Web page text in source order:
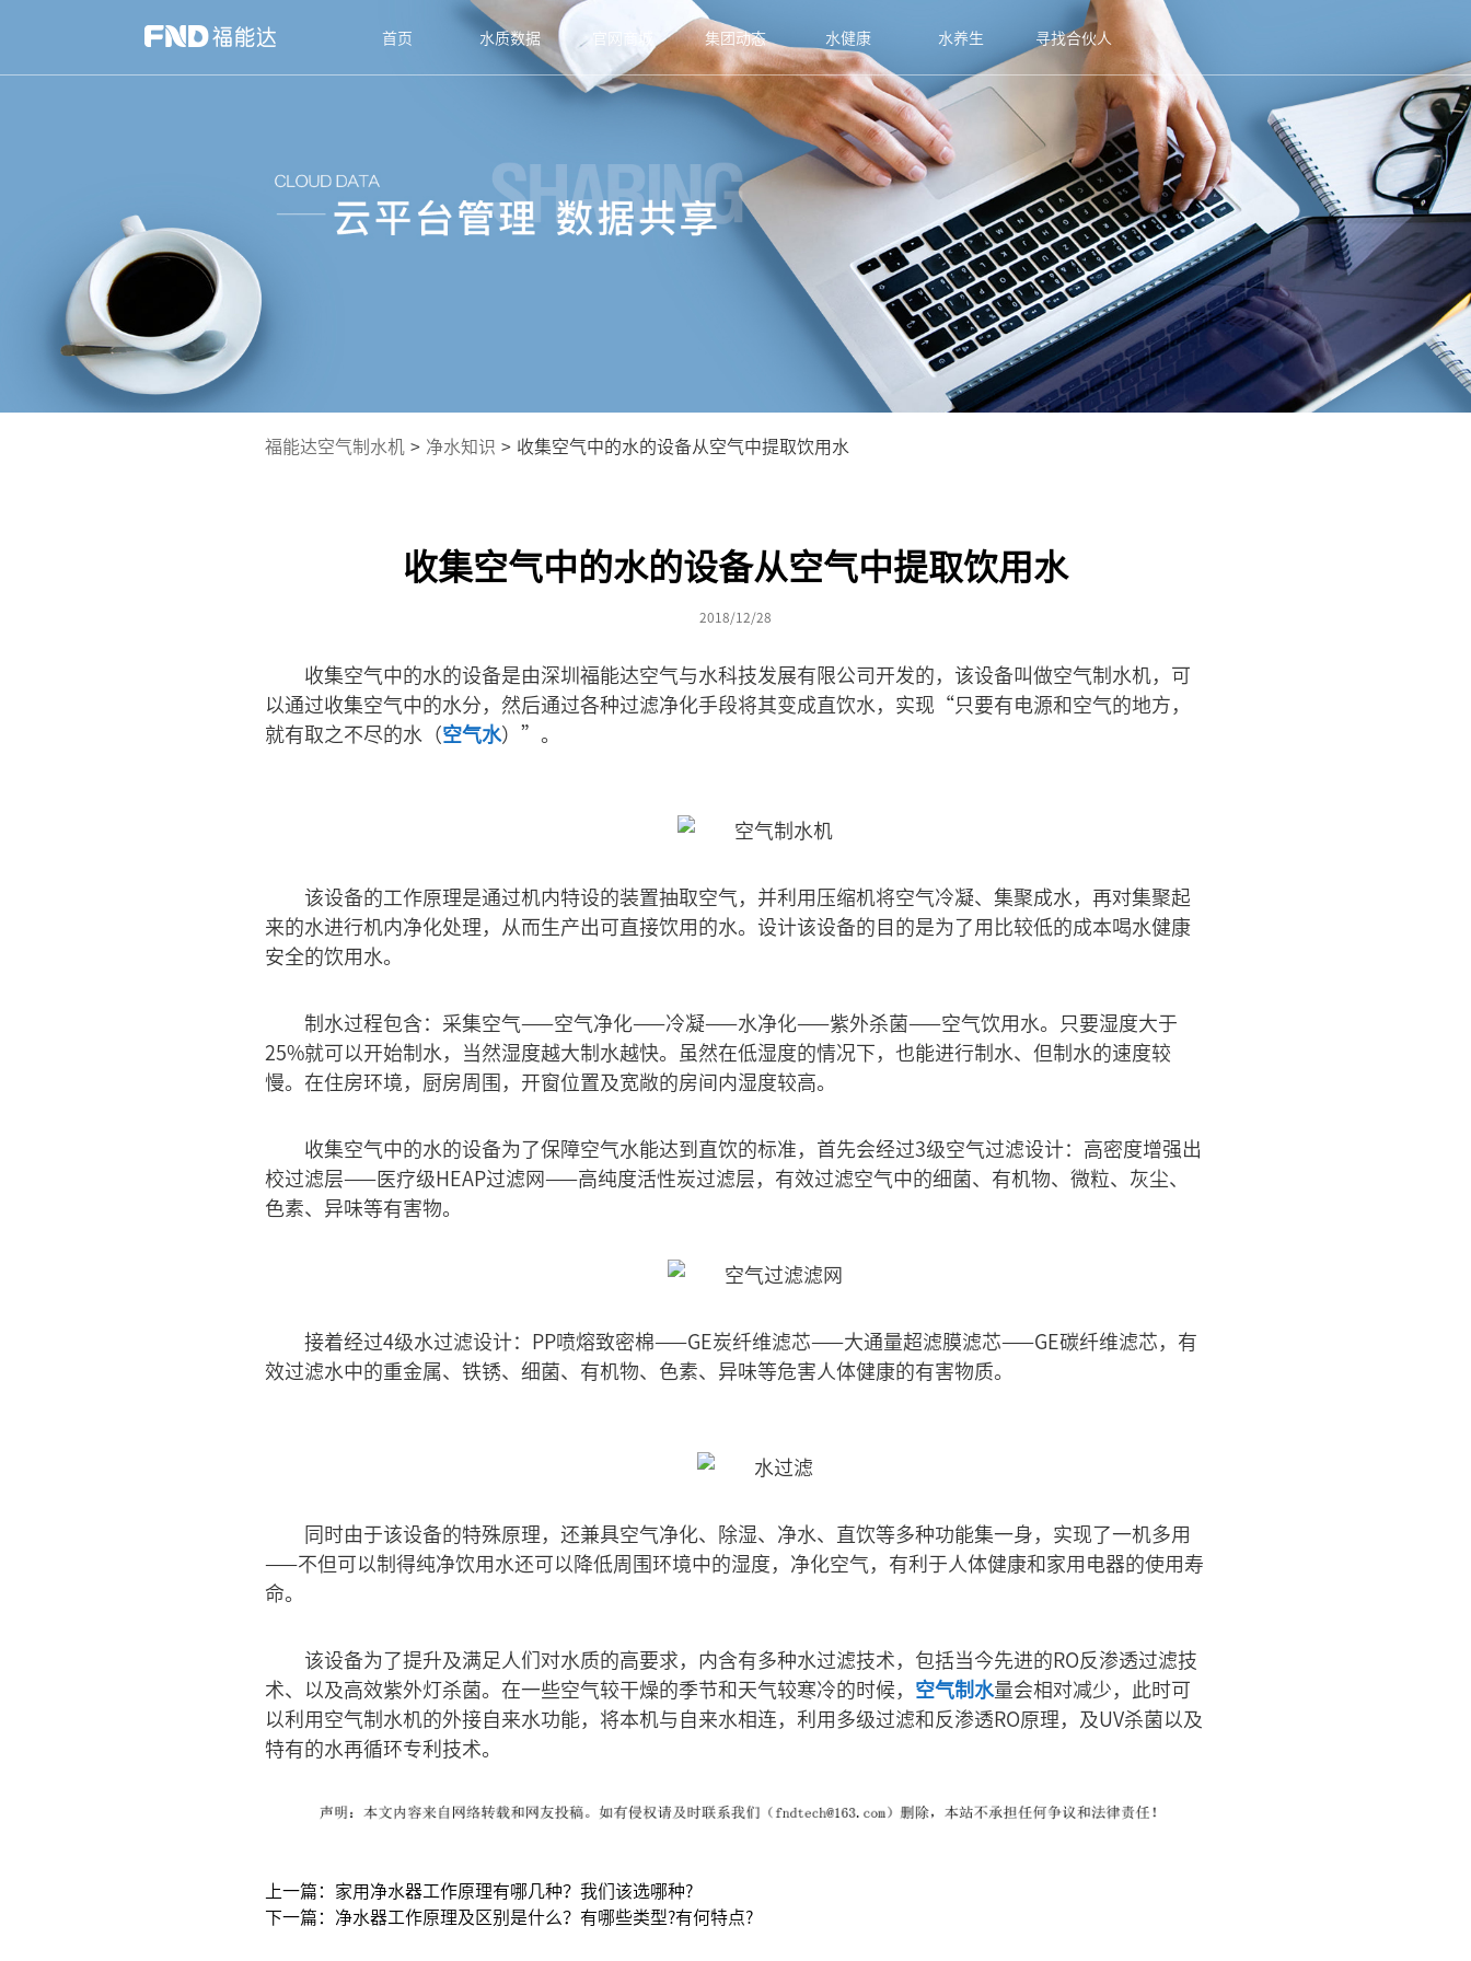
首页 水质数据 官网商城 集团动态 水健康 水养生 寻找合伙人
福能达空气制水机 > 净水知识 > 收集空气中的水的设备从空气中提取饮用水
收集空气中的水的设备从空气中提取饮用水
2018/12/28
收集空气中的水的设备是由深圳福能达空气与水科技发展有限公司开发的，该设备叫做空气制水机，可
以通过收集空气中的水分，然后通过各种过滤净化手段将其变成直饮水，实现“只要有电源和空气的地方，
就有取之不尽的水（空气水）”。
该设备的工作原理是通过机内特设的装置抽取空气，并利用压缩机将空气冷凝、集聚成水，再对集聚起
来的水进行机内净化处理，从而生产出可直接饮用的水。设计该设备的目的是为了用比较低的成本喝水健康
安全的饮用水。
制水过程包含：采集空气——空气净化——冷凝——水净化——紫外杀菌——空气饮用水。只要湿度大于
25%就可以开始制水，当然湿度越大制水越快。虽然在低湿度的情况下，也能进行制水、但制水的速度较
慢。在住房环境，厨房周围，开窗位置及宽敞的房间内湿度较高。
收集空气中的水的设备为了保障空气水能达到直饮的标准，首先会经过3级空气过滤设计：高密度增强出
校过滤层——医疗级HEAP过滤网——高纯度活性炭过滤层，有效过滤空气中的细菌、有机物、微粒、灰尘、
色素、异味等有害物。
接着经过4级水过滤设计：PP喷熔致密棉——GE炭纤维滤芯——大通量超滤膜滤芯——GE碳纤维滤芯，有
效过滤水中的重金属、铁锈、细菌、有机物、色素、异味等危害人体健康的有害物质。
同时由于该设备的特殊原理，还兼具空气净化、除湿、净水、直饮等多种功能集一身，实现了一机多用
——不但可以制得纯净饮用水还可以降低周围环境中的湿度，净化空气，有利于人体健康和家用电器的使用寿
命。
该设备为了提升及满足人们对水质的高要求，内含有多种水过滤技术，包括当今先进的RO反渗透过滤技
术、以及高效紫外灯杀菌。在一些空气较干燥的季节和天气较寒冷的时候， 空气制水量会相对减少，此时可
以利用空气制水机的外接自来水功能，将本机与自来水相连，利用多级过滤和反渗透RO原理，及UV杀菌以及
特有的水再循环专利技术。
上一篇：家用净水器工作原理有哪几种？我们该选哪种?
下一篇：净水器工作原理及区别是什么？有哪些类型?有何特点?